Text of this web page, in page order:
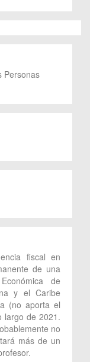
Personas
fiscal en
de una
de
y el Caribe
(no aporta el
largo de 2021.
no
más de un